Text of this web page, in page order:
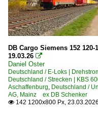
DB Cargo Siemens 152
19.03.26 
Daniel Oster
Deutschland / E-Loks |
Deutschland / Strecken | KBS
Aschaffenburg, Deutschland /
AG, Mainz ex DB Schenker
 142 1200x800 Px, 23.03.2026